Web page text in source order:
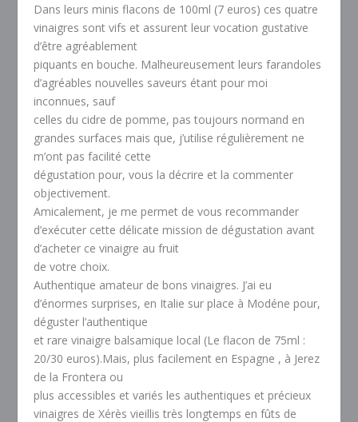
Dans leurs minis flacons de 100ml (7 euros) ces quatre
vinaigres sont vifs et assurent leur vocation gustative
d’être agréablement
piquants en bouche. Malheureusement leurs farandoles
d’agréables nouvelles saveurs étant pour moi
inconnues, sauf
celles du cidre de pomme, pas toujours normand en
grandes surfaces mais que, j’utilise régulièrement ne
m’ont pas facilité cette
dégustation pour, vous la décrire et la commenter
objectivement.
Amicalement, je me permet de vous recommander
d’exécuter cette délicate mission de dégustation avant
d’acheter ce vinaigre au fruit
de votre choix.
Authentique amateur de bons vinaigres. J’ai eu
d’énormes surprises, en Italie sur place à Modéne pour,
déguster l’authentique
et rare vinaigre balsamique local (Le flacon de 75ml :
20/30 euros).Mais, plus facilement en Espagne , à Jerez
de la Frontera ou
plus accessibles et variés les authentiques et précieux
vinaigres de Xérès vieillis très longtemps en fûts de